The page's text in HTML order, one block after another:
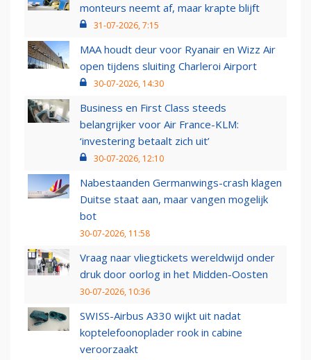
monteurs neemt af, maar krapte blijft
31-07-2026, 7:15
MAA houdt deur voor Ryanair en Wizz Air
open tijdens sluiting Charleroi Airport
30-07-2026, 14:30
Business en First Class steeds
belangrijker voor Air France-KLM:
‘investering betaalt zich uit’
30-07-2026, 12:10
Nabestaanden Germanwings-crash klagen
Duitse staat aan, maar vangen mogelijk
bot
30-07-2026, 11:58
Vraag naar vliegtickets wereldwijd onder
druk door oorlog in het Midden-Oosten
30-07-2026, 10:36
SWISS-Airbus A330 wijkt uit nadat
koptelefoonoplader rook in cabine
veroorzaakt